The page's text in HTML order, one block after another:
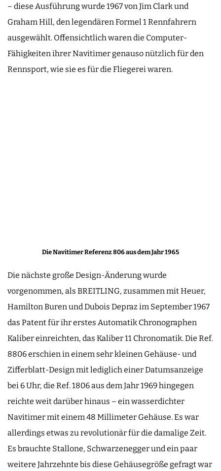
– diese Ausführung wurde 1967 von Jim Clark und
Graham Hill, den legendären Formel 1 Rennfahrern
ausgewählt. Offensichtlich waren die Computer-
Fähigkeiten ihrer Navitimer genauso nützlich für den
Rennsport, wie sie es für die Fliegerei waren.
Die Navitimer Referenz 806 aus dem Jahr 1965
Die nächste große Design-Änderung wurde
vorgenommen, als BREITLING, zusammen mit Heuer,
Hamilton Buren und Dubois Depraz im September 1967
das Patent für ihr erstes Automatik Chronographen
Kaliber einreichten, das Kaliber 11 Chronomatik. Die Ref.
8806 erschien in einem sehr kleinen Gehäuse- und
Zifferblatt-Design mit lediglich einer Datumsanzeige
bei 6 Uhr, die Ref. 1806 aus dem Jahr 1969 hingegen
reichte weit darüber hinaus – ein wasserdichter
Navitimer mit einem 48 Millimeter Gehäuse. Es war
allerdings etwas zu revolutionär für die damalige Zeit.
Es brauchte Stallone, Schwarzenegger und ein paar
weitere Jahrzehnte bis diese Gehäusegröße gefragt war